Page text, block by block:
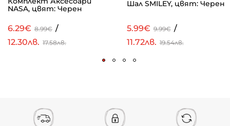
NASA, цвят: Черен
6.29€ 8.99€ /
12.30лв. 17.58лв.
Шал SMILEY, цвят: Черен
5.99€ 9.99€ /
11.72лв. 19.54лв.